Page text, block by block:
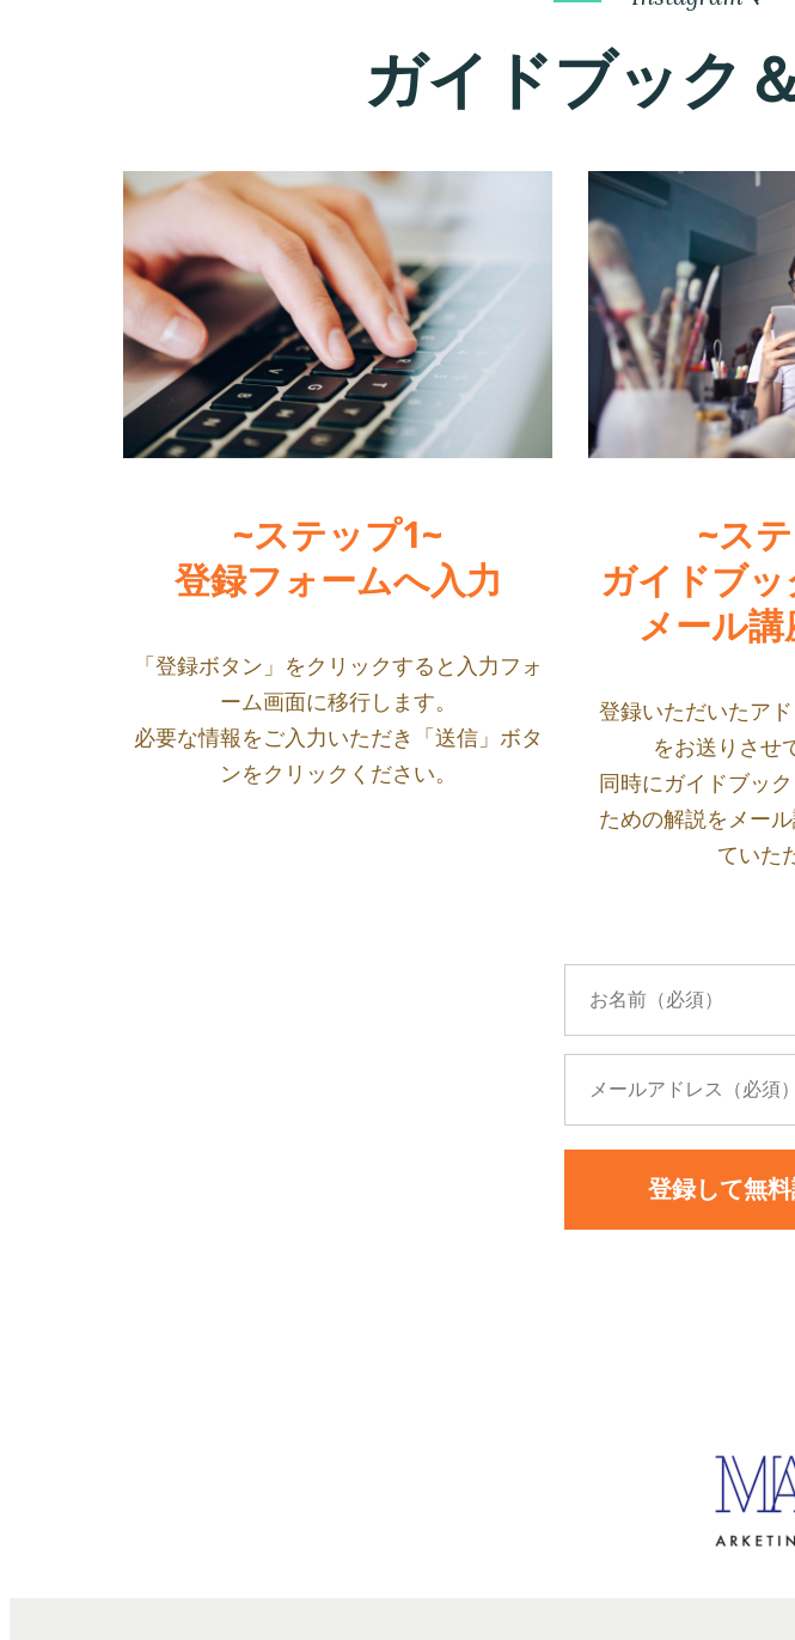
ガイドブック
~ステップ1~
登録フォームへ入力
「登録ボタン」をクリックすると入力フォ
ーム画面に移行します。
必要な情報をご入力いただき「送信」ボタ
ンをクリックください。
~ス
ガイドブ
メール講
登録いただいたア
をお送りさせ
同時にガイドブッ
ための解説をメー
ていた
登録して無